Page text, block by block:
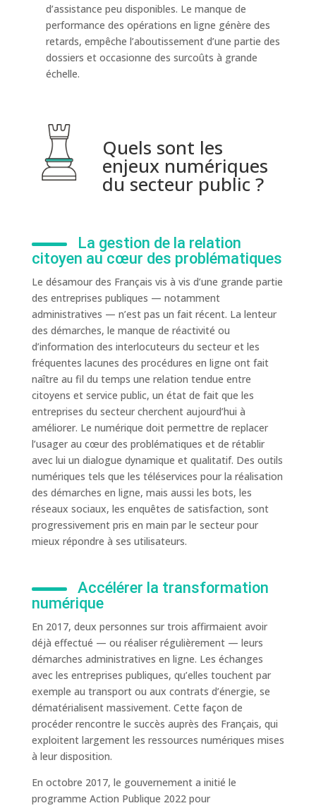
d’assistance peu disponibles. Le manque de
performance des opérations en ligne génère des
retards, empêche l’aboutissement d’une partie des
dossiers et occasionne des surcoûts à grande
échelle.
Quels sont les
enjeux numériques
du secteur public ?
La gestion de la relation
citoyen au cœur des problématiques
Le désamour des Français vis à vis d’une grande partie
des entreprises publiques — notamment
administratives — n’est pas un fait récent. La lenteur
des démarches, le manque de réactivité ou
d’information des interlocuteurs du secteur et les
fréquentes lacunes des procédures en ligne ont fait
naître au fil du temps une relation tendue entre
citoyens et service public, un état de fait que les
entreprises du secteur cherchent aujourd’hui à
améliorer. Le numérique doit permettre de replacer
l’usager au cœur des problématiques et de rétablir
avec lui un dialogue dynamique et qualitatif. Des outils
numériques tels que les téléservices pour la réalisation
des démarches en ligne, mais aussi les bots, les
réseaux sociaux, les enquêtes de satisfaction, sont
progressivement pris en main par le secteur pour
mieux répondre à ses utilisateurs.
Accélérer la transformation
numérique
En 2017, deux personnes sur trois affirmaient avoir
déjà effectué — ou réaliser régulièrement — leurs
démarches administratives en ligne. Les échanges
avec les entreprises publiques, qu’elles touchent par
exemple au transport ou aux contrats d’énergie, se
dématérialisent massivement. Cette façon de
procéder rencontre le succès auprès des Français, qui
exploitent largement les ressources numériques mises
à leur disposition.
En octobre 2017, le gouvernement a initié le
programme Action Publique 2022 pour